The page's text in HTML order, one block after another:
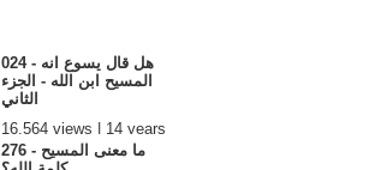
024 - هل قال يسوع انه
المسيح ابن الله - الجزء
الثاني
16,564 views | 14 years
276 - ما معنى المسيح